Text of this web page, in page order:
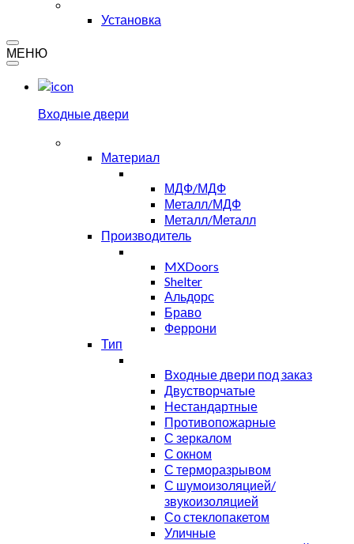
Установка
МЕНЮ
Входные двери
Материал
МДФ/МДФ
Металл/МДФ
Металл/Металл
Производитель
MXDoors
Shelter
Альдорс
Браво
Феррони
Тип
Входные двери под заказ
Двустворчатые
Нестандартные
Противопожарные
С зеркалом
С окном
С терморазрывом
С шумоизоляцией/
звукоизоляцией
Со стеклопакетом
Уличные